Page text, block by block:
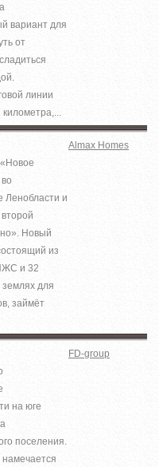
вариант для
от
линии
Ленобласти и
Новый
из
и 32
землях для
займёт
Almax Homes
на юге
поселения.
FD-group